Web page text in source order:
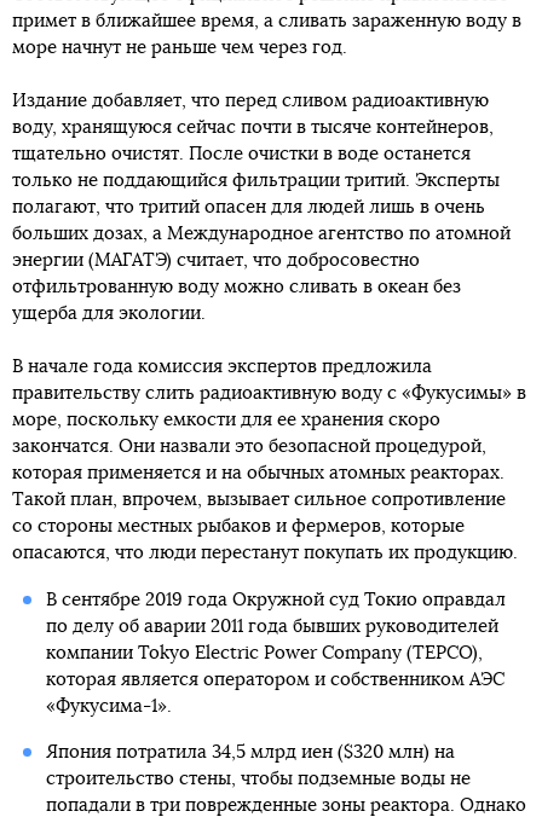
примет в ближайшее время, а сливать зараженную воду в
море начнут не раньше чем через год.
Издание добавляет, что перед сливом радиоактивную
воду, хранящуюся сейчас почти в тысяче контейнеров,
тщательно очистят. После очистки в воде останется
только не поддающийся фильтрации тритий. Эксперты
полагают, что тритий опасен для людей лишь в очень
больших дозах, а Международное агентство по атомной
энергии (МАГАТЭ) считает, что добросовестно
отфильтрованную воду можно сливать в океан без
ущерба для экологии.
В начале года комиссия экспертов предложила
правительству слить радиоактивную воду с «Фукусимы» в
море, поскольку емкости для ее хранения скоро
закончатся. Они назвали это безопасной процедурой,
которая применяется и на обычных атомных реакторах.
Такой план, впрочем, вызывает сильное сопротивление
со стороны местных рыбаков и фермеров, которые
опасаются, что люди перестанут покупать их продукцию.
В сентябре 2019 года Окружной суд Токио оправдал
по делу об аварии 2011 года бывших руководителей
компании Tokyo Electric Power Company (TEPCO),
которая является оператором и собственником АЭС
«Фукусима-1».
Япония потратила 34,5 млрд иен ($320 млн) на
строительство стены, чтобы подземные воды не
попадали в три поврежденные зоны реактора. Однако